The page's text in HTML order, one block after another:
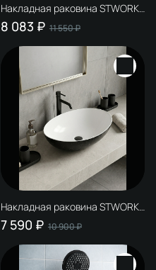
Накладная раковина STWORKI
Молде 55x40 черный мрамор,
белая, овальная,
искусственный камень,
8 083 ₽ 11 550 ₽
Накладная раковина STWORKI
Молде 58x38 черный мрамор,
белая, овальная,
искусственный камень, ореол
7 590 ₽ 10 900 ₽